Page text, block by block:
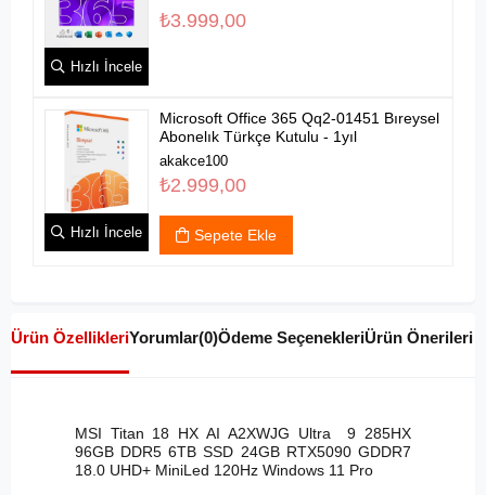
Hızlı İncele
₺3.999,00
Hızlı İncele
Microsoft Office 365 Qq2-01451 Bıreysel
Abonelık Türkçe Kutulu - 1yıl
akakce100
₺2.999,00
Sepete Ekle
Ürün ÖzellikleriYorumlar(0)Ödeme SeçenekleriÜrün Önerileri
MSI Titan 18 HX AI A2XWJG Ultra 9 285HX
96GB DDR5 6TB SSD 24GB RTX5090 GDDR7
18.0 UHD+ MiniLed 120Hz Windows 11 Pro